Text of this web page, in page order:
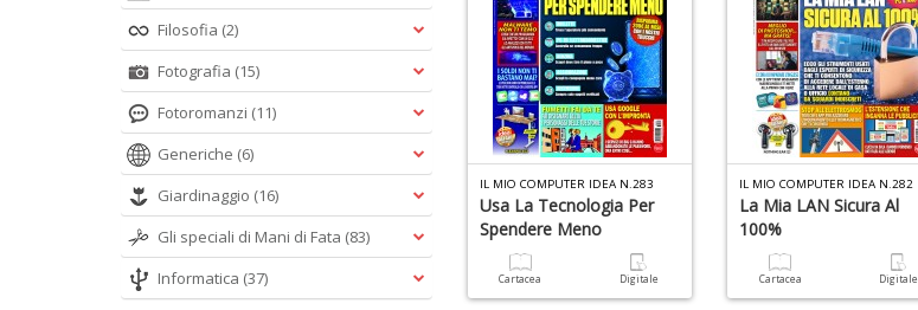
IL MIO COMPUTER IDEA N.283
Usa La Tecnologia Per
Spendere Meno
Cartacea Digitale
IL MIO COMPUTER IDEA N.282
La Mia LAN Sicura Al
100%
Cartacea Digitale
Filosofia (2)
Fotografia (15)
Fotoromanzi (11)
Generiche (6)
Giardinaggio (16)
Gli speciali di Mani di Fata (83)
Informatica (37)